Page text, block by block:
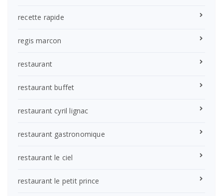
recette rapide
regis marcon
restaurant
restaurant buffet
restaurant cyril lignac
restaurant gastronomique
restaurant le ciel
restaurant le petit prince